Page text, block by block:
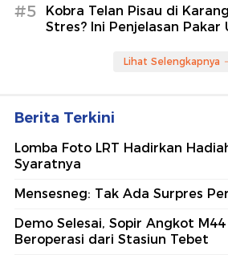
#5
Kobra Telan Pisau di
Stres? Ini Penjelasan Pakar
Lihat Selengkapnya
Berita Terkini
Lomba Foto LRT Hadirkan
Syaratnya
Mensesneg: Tak Ada Surpres
Demo Selesai, Sopir Angkot
Beroperasi dari Stasiun Tebet